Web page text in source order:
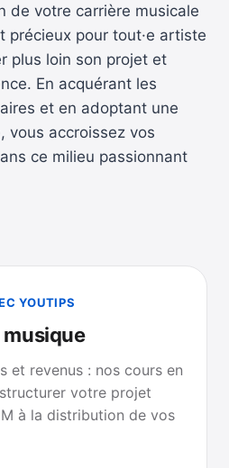
de votre carrière musicale
précieux pour tout·e artiste
plus loin son projet et
En acquérant les
et en adoptant une
vous accroissez vos
ce milieu passionnant
YOUTIPS
et revenus : nos cours en
votre projet
à la distribution de vos